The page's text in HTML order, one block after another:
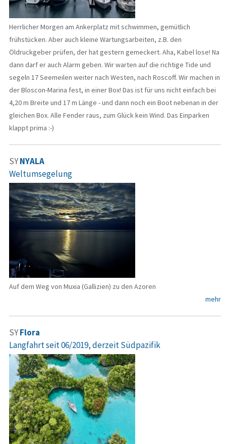
Herrlicher Morgen am Ankerplatz mit schwimmen, gemütlich
frühstücken. Aber auch kleine Wartungsarbeiten, z.B. den
Öldruckgeber prüfen, der hat gestern gemeckert. Aha, Kabel lose! Na
dann darf er auch Alarm geben. Wir warten auf die richtige Tide und
segeln 17 Seemeilen weiter nach Westen, nach Roscoff. Wir machen in
der Bloscon-Marina fest, in einer Box! Das ist für uns nicht einfach bei
4,20 m Breite und 17 m Länge - und dann noch ein Boot nebenan in der
gleichen Box. Alle Fender raus, zum Glück kein Wind. Das Einparken
klappt prima :-)
SYNYALA
Weltumsegelung
Auf dem Weg von Muxia (Gallizien) zu den Azoren
mehr
SYFlora
Langfahrt seit 06/2019, derzeit Südpazifik